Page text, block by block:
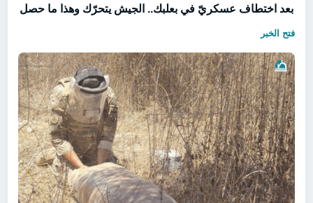
بعد اختطاف عسكريّ في بعلبك.. الجيش يتحرّك وهذا ما حصل
فتح الخبر